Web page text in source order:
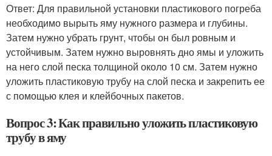
Ответ: Для правильной установки пластикового погреба
необходимо вырыть яму нужного размера и глубины.
Затем нужно убрать грунт, чтобы он был ровным и
устойчивым. Затем нужно выровнять дно ямы и уложить
на него слой песка толщиной около 10 см. Затем нужно
уложить пластиковую трубу на слой песка и закрепить ее
с помощью клея и клейбочных пакетов.
Вопрос 3: Как правильно уложить пластиковую
трубу в яму